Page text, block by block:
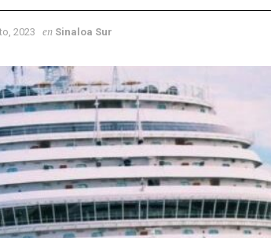
2023 en Sinaloa Sur